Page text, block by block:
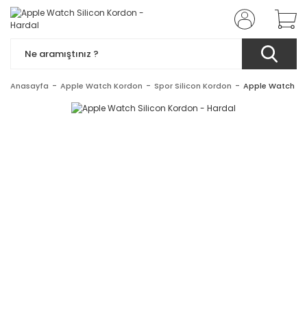
Anasayfa Apple Watch Kordon Spor Silicon Kordon Apple Watch